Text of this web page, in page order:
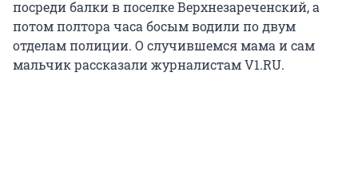
посреди балки в поселке Верхнезареченский, а
потом полтора часа босым водили по двум
отделам полиции. О случившемся мама и сам
мальчик рассказали журналистам V1.RU.